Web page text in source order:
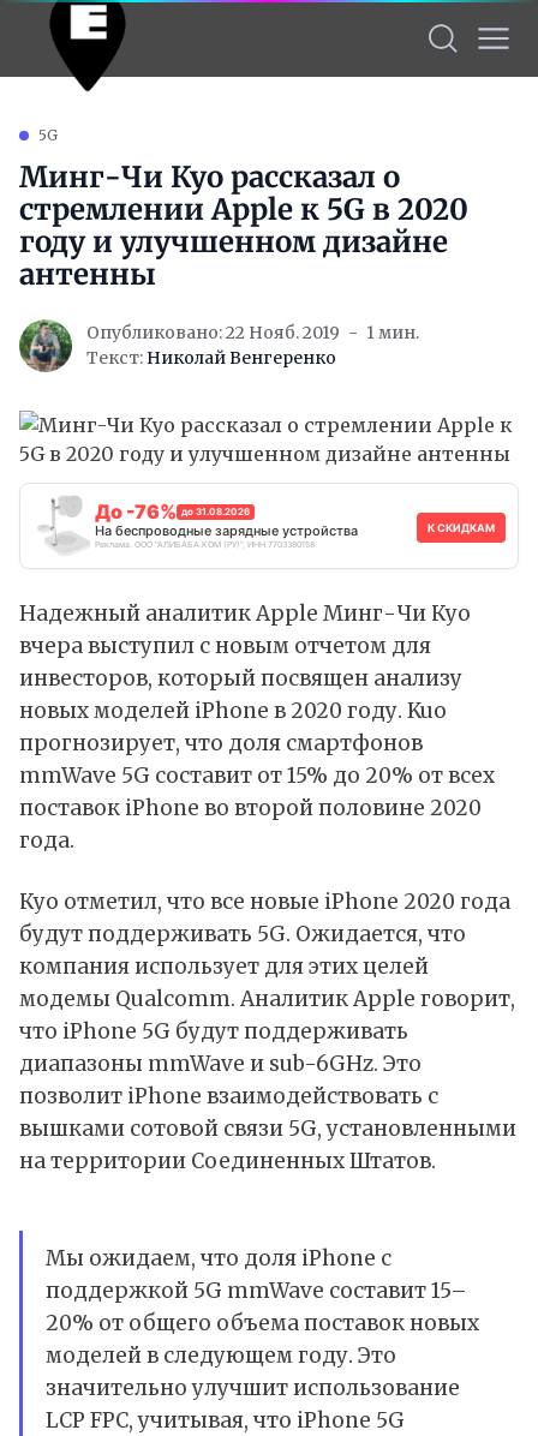
5G
Минг-Чи Куо рассказал о
стремлении Apple к 5G в 2020
году и улучшенном дизайне
антенны
Опубликовано: 22 Нояб. 2019
1 мин.
Текст: Николай Венгеренко
До -76% до 31.08.2026
На беспроводные зарядные устройства
Реклама. ООО "АЛИБАБА.КОМ (РУ)", ИНН 7703380158
К СКИДКАМ
Надежный аналитик Apple Минг-Чи Куо
вчера выступил с новым отчетом для
инвесторов, который посвящен анализу
новых моделей iPhone в 2020 году. Kuo
прогнозирует, что доля смартфонов
mmWave 5G составит от 15% до 20% от всех
поставок iPhone во второй половине 2020
года.
Куо отметил, что все новые iPhone 2020 года
будут поддерживать 5G. Ожидается, что
компания использует для этих целей
модемы Qualcomm. Аналитик Apple говорит,
что iPhone 5G будут поддерживать
диапазоны mmWave и sub-6GHz. Это
позволит iPhone взаимодействовать с
вышками сотовой связи 5G, установленными
на территории Соединенных Штатов.
Мы ожидаем, что доля iPhone с
поддержкой 5G mmWave составит 15–
20% от общего объема поставок новых
моделей в следующем году. Это
значительно улучшит использование
LCP FPC, учитывая, что iPhone 5G